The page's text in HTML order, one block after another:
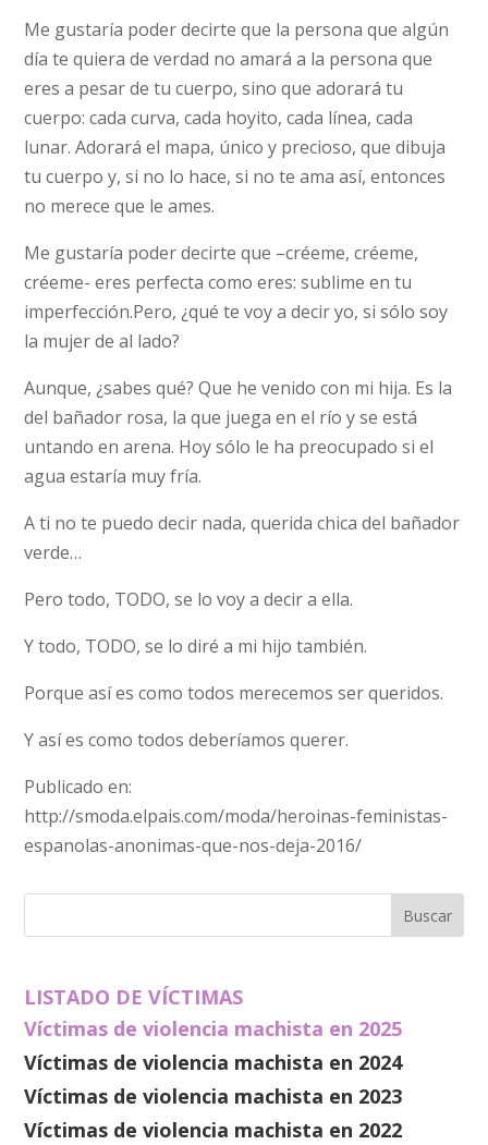
Me gustaría poder decirte que la persona que algún
día te quiera de verdad no amará a la persona que
eres a pesar de tu cuerpo, sino que adorará tu
cuerpo: cada curva, cada hoyito, cada línea, cada
lunar. Adorará el mapa, único y precioso, que dibuja
tu cuerpo y, si no lo hace, si no te ama así, entonces
no merece que le ames.
Me gustaría poder decirte que –créeme, créeme,
créeme- eres perfecta como eres: sublime en tu
imperfección.Pero, ¿qué te voy a decir yo, si sólo soy
la mujer de al lado?
Aunque, ¿sabes qué? Que he venido con mi hija. Es la
del bañador rosa, la que juega en el río y se está
untando en arena. Hoy sólo le ha preocupado si el
agua estaría muy fría.
A ti no te puedo decir nada, querida chica del bañador
verde…
Pero todo, TODO, se lo voy a decir a ella.
Y todo, TODO, se lo diré a mi hijo también.
Porque así es como todos merecemos ser queridos.
Y así es como todos deberíamos querer.
Publicado en:
http://smoda.elpais.com/moda/heroinas-feministas-
espanolas-anonimas-que-nos-deja-2016/
LISTADO DE VÍCTIMAS
Víctimas de violencia machista en 2025
Víctimas de violencia machista en 2024
Víctimas de violencia machista en 2023
Víctimas de violencia machista en 2022